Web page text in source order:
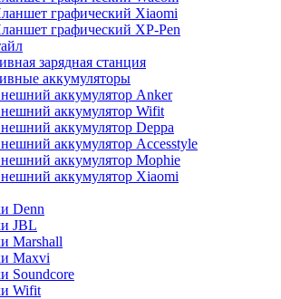
графический Xiaomi
графический XP-Pen
зарядная станция
аккумуляторы
аккумулятор Anker
аккумулятор Wifit
аккумулятор Deppa
аккумулятор Accesstyle
аккумулятор Mophie
аккумулятор Xiaomi
Denn
JBL
Marshall
Maxvi
Soundcore
Wifit